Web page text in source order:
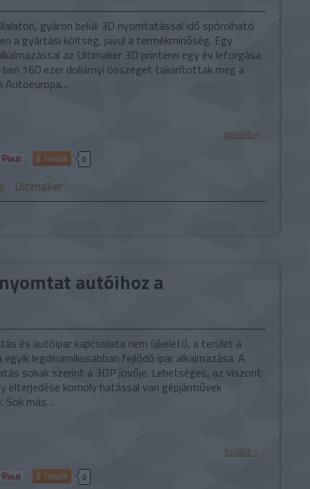
gyáron belüli 3D nyomtatással idő spórolható
a gyártási költség, javul a termékminőség. Egy
az Ultimaker 3D printerei egy év leforgása
160 ezer dollárnyi összeget takarítottak meg a
Autoeuropa…
tovább »
Tetszik 0
Ultimaker
autóihoz a
és autóipar kapcsolata nem újkeletű, a terület a
legdinamikusabban fejlődő ipar alkalmazása. A
sokak szerint a 3DP jövője. Lehetséges, az viszont
elterjedése komoly hatással van gépjárművek
Sok más…
tovább »
Tetszik 0